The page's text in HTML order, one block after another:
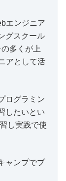
エンジニア
グスクール
多くが上
アとして活
ログラミン
したいとい
し実践で使
ャンプでプ